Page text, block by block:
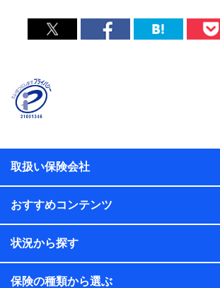
取扱い保険会社
おすすめコンテンツ
状況から探す
保険の種類から選ぶ